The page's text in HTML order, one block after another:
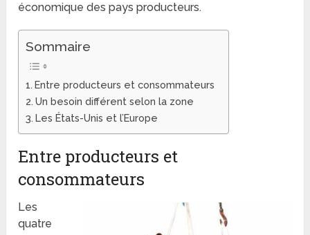
économique des pays producteurs.
Sommaire
Entre producteurs et consommateurs
Un besoin différent selon la zone
Les États-Unis et l’Europe
Entre producteurs et
consommateurs
Les
quatre